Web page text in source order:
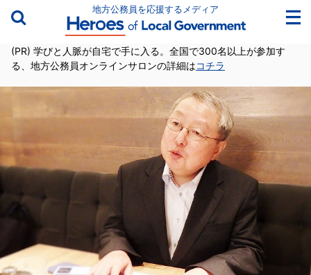
地方公務員を応援するメディア
(PR) 学びと人脈が自宅で手に入る。全国で300名以上が参加す
る、地方公務員オンラインサロンの詳細はコチラ